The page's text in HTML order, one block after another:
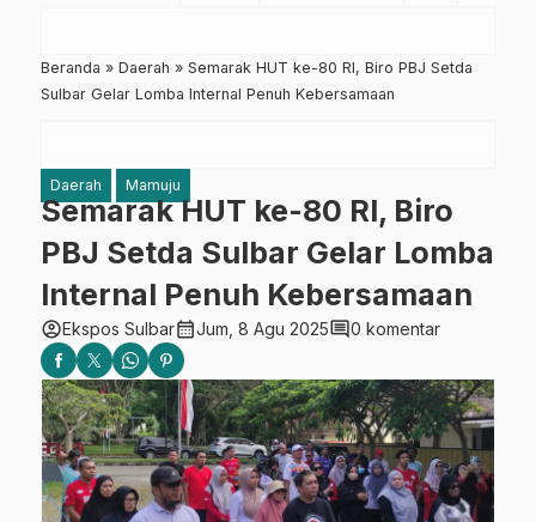
Beranda » Daerah » Semarak HUT ke-80 RI, Biro PBJ Setda
Sulbar Gelar Lomba Internal Penuh Kebersamaan
Daerah Mamuju
Semarak HUT ke-80 RI, Biro
PBJ Setda Sulbar Gelar Lomba
Internal Penuh Kebersamaan
account_circleEkspos Sulbarcalendar_monthJum, 8 Agu 2025comment0 komentar